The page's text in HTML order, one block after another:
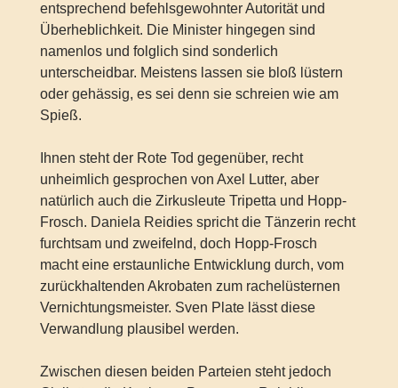
entsprechend befehlsgewohnter Autorität und
Überheblichkeit. Die Minister hingegen sind
namenlos und folglich sind sonderlich
unterscheidbar. Meistens lassen sie bloß lüstern
oder gehässig, es sei denn sie schreien wie am
Spieß.
Ihnen steht der Rote Tod gegenüber, recht
unheimlich gesprochen von Axel Lutter, aber
natürlich auch die Zirkusleute Tripetta und Hopp-
Frosch. Daniela Reidies spricht die Tänzerin recht
furchtsam und zweifelnd, doch Hopp-Frosch
macht eine erstaunliche Entwicklung durch, vom
zurückhaltenden Akrobaten zum rachelüsternen
Vernichtungsmeister. Sven Plate lässt diese
Verwandlung plausibel werden.
Zwischen diesen beiden Parteien steht jedoch